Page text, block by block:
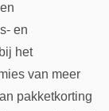
en
het
van meer
pakketkorting